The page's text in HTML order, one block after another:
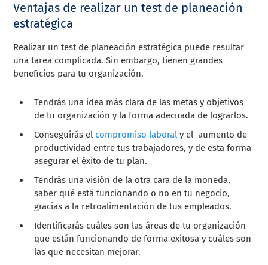
Ventajas de realizar un test de planeación
estratégica
Realizar un test de planeación estratégica puede resultar
una tarea complicada. Sin embargo, tienen grandes
beneficios para tu organización.
Tendrás una idea más clara de las metas y objetivos
de tu organización y la forma adecuada de lograrlos.
Conseguirás el compromiso laboral y el aumento de
productividad entre tus trabajadores, y de esta forma
asegurar el éxito de tu plan.
Tendrás una visión de la otra cara de la moneda,
saber qué está funcionando o no en tu negocio,
gracias a la retroalimentación de tus empleados.
Identificarás cuáles son las áreas de tu organización
que están funcionando de forma exitosa y cuáles son
las que necesitan mejorar.